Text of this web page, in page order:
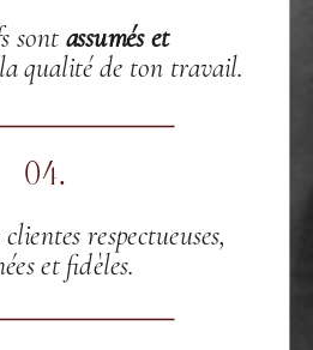
respectueuses,
et fidèles.
04.
sont assumés et
qualité de ton travail.